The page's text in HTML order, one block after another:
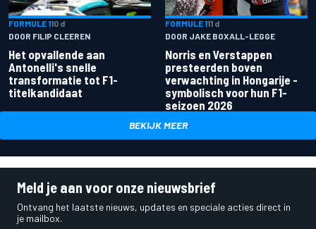
FORMULE 110 d
DOOR FILIP CLEEREN
Het opvallende aan
Antonelli's snelle
transformatie tot F1-
titelkandidaat
FORMULE 111 d
DOOR JAKE BOXALL-LEGGE
Norris en Verstappen
presteerden boven
verwachting in Hongarije -
symbolisch voor hun F1-
seizoen 2026
BEKIJK MEER
Meld je aan voor onze nieuwsbrief
Ontvang het laatste nieuws, updates en speciale acties direct in
je mailbox.